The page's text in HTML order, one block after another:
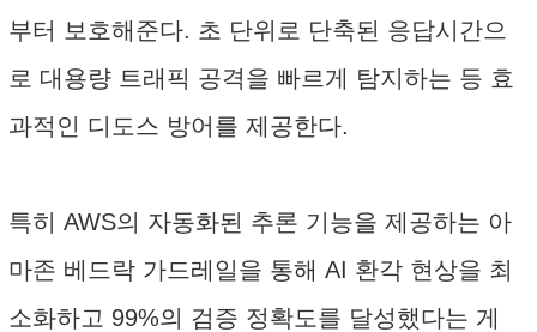
부터 보호해준다. 초 단위로 단축된 응답시간으
로 대용량 트래픽 공격을 빠르게 탐지하는 등 효
과적인 디도스 방어를 제공한다.
특히 AWS의 자동화된 추론 기능을 제공하는 아
마존 베드락 가드레일을 통해 AI 환각 현상을 최
소화하고 99%의 검증 정확도를 달성했다는 게